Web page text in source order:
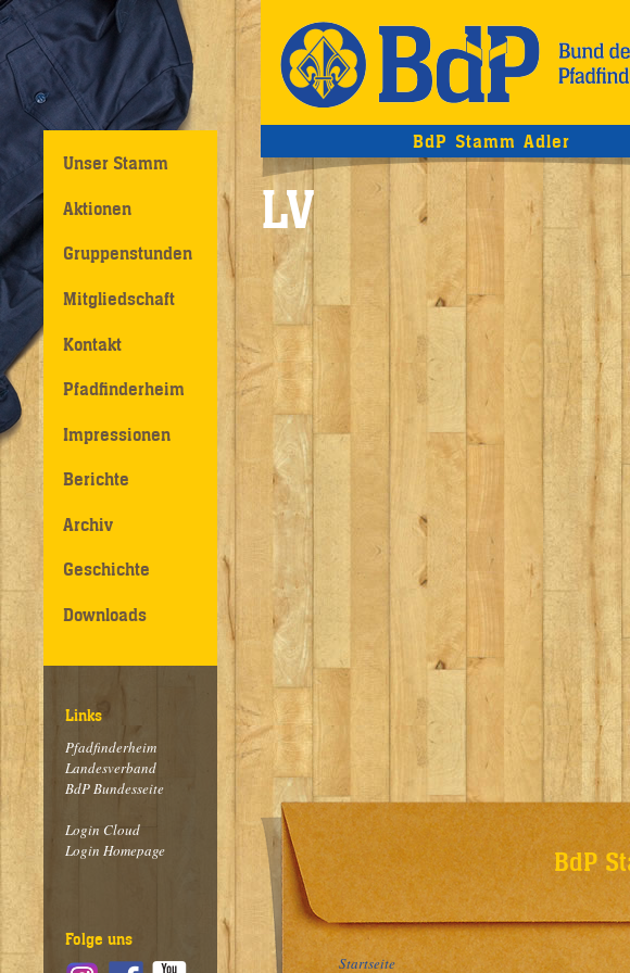
BdP Stamm Adler
Unser Stamm
Aktionen
Gruppenstunden
Mitgliedschaft
Kontakt
Pfadfinderheim
Impressionen
Berichte
Archiv
Geschichte
Downloads
Links
Pfadfinderheim
Landesverband
BdP Bundesseite
Login Cloud
Login Homepage
Folge uns
LV
BdP
Startseite